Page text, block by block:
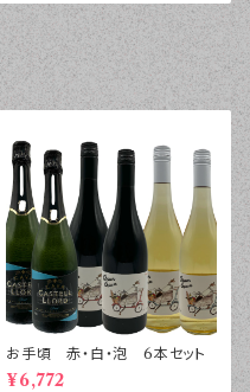
お手頃 赤・白・泡 6本セット
¥6,772